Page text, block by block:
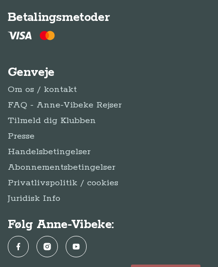
Betalingsmetoder
Genveje
Om os / kontakt
FAQ - Anne-Vibeke Rejser
Tilmeld dig Klubben
Presse
Handelsbetingelser
Abonnementsbetingelser
Privatlivspolitik / cookies
Juridisk Info
Følg Anne-Vibeke:
FacebookInstagramYouTube